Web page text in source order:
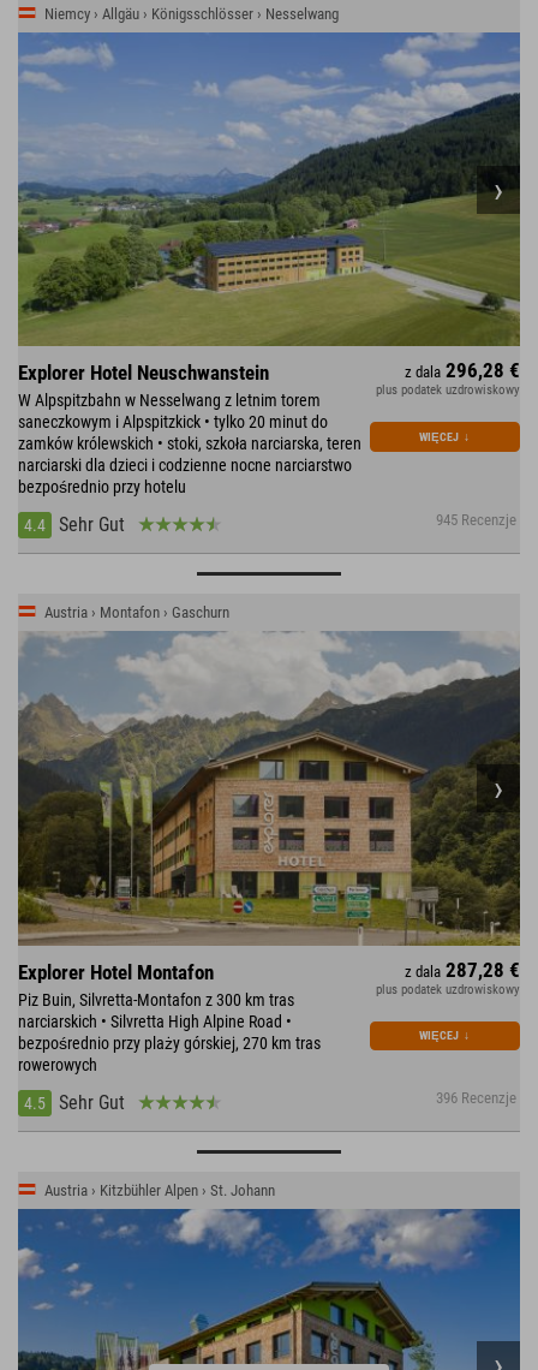
Niemcy › Allgäu › Königsschlösser › Nesselwang
Explorer Hotel Neuschwanstein
W Alpspitzbahn w Nesselwang z letnim torem
saneczkowym i Alpspitzkick • tylko 20 minut do
zamków królewskich • stoki, szkoła narciarska, teren
narciarski dla dzieci i codzienne nocne narciarstwo
bezpośrednio przy hotelu
4.4
Sehr Gut 945 Recenzje
z dala 296,28 €
plus podatek uzdrowiskowy
WIĘCEJ ↓
Austria › Montafon › Gaschurn
Explorer Hotel Montafon
Piz Buin, Silvretta-Montafon z 300 km tras
narciarskich • Silvretta High Alpine Road •
bezpośrednio przy plaży górskiej, 270 km tras
rowerowych
4.5
Sehr Gut 396 Recenzje
z dala 287,28 €
plus podatek uzdrowiskowy
WIĘCEJ ↓
Austria › Kitzbühler Alpen › St. Johann